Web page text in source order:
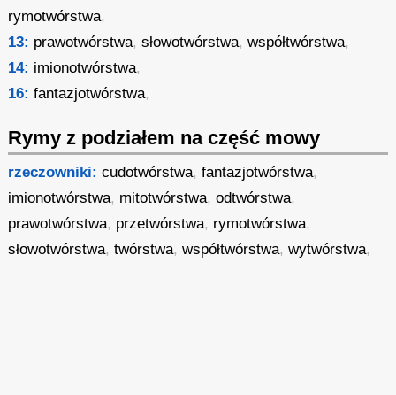
rymotwórstwa,
13: prawotwórstwa,słowotwórstwa,współtwórstwa,
14: imionotwórstwa,
16: fantazjotwórstwa,
Rymy z podziałem na część mowy
rzeczowniki: cudotwórstwa,fantazjotwórstwa,
imionotwórstwa, mitotwórstwa,odtwórstwa,
prawotwórstwa, przetwórstwa, rymotwórstwa,
słowotwórstwa,twórstwa,współtwórstwa,wytwórstwa,